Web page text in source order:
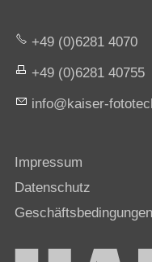
+49 (0)6281 4070
+49 (0)6281 40755
nf
k s r-f t t
Impressum
Datenschutz
Geschäftsbedingungen